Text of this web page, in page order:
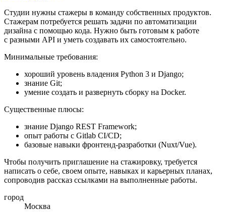
Студии нужны стажеры в команду собственных продуктов.
Стажерам потребуется решать задачи по автоматизации
дизайна с помощью кода. Нужно быть готовым к работе
с разными API и уметь создавать их самостоятельно.
Минимальные требования:
хороший уровень владения Python 3 и Django;
знание Git;
умение создать и развернуть сборку на Docker.
Существенные плюсы:
знание Django REST Framework;
опыт работы с Gitlab CI/CD;
базовые навыки фронтенд-разработки (Nuxt/Vue).
Чтобы получить приглашение на стажировку, требуется
написать о себе, своем опыте, навыках и карьерных планах,
сопроводив рассказ ссылками на выполненные работы.
город
Москва